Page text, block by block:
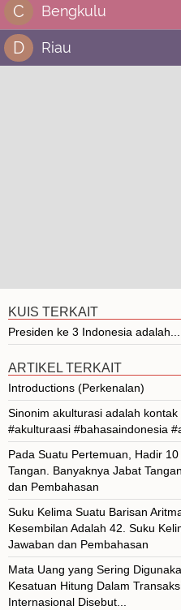
C Bengkulu
D Riau
KUIS TERKAIT
Presiden ke 3 Indonesia adalah...
ARTIKEL TERKAIT
Introductions (Perkenalan)
Sinonim akulturasi adalah
#akulturaasi #bahasaindonesia
Pada Suatu Pertemuan, Hadir
Tangan. Banyaknya Jabat
dan Pembahasan
Suku Kelima Suatu Barisan
Kesembilan Adalah 42. Suku
Jawaban dan Pembahasan
Mata Uang yang Sering
Kesatuan Hitung Dalam
Internasional Disebut...